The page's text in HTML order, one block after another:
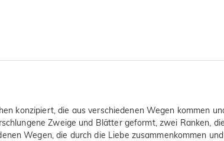
konzipiert, die aus verschiedenen Wegen kommen
Zweige und Blätter geformt, zwei Ranken,
Wegen, die durch die Liebe zusammenkommen